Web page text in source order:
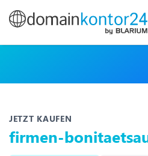
JETZT KAUFEN
firmen-